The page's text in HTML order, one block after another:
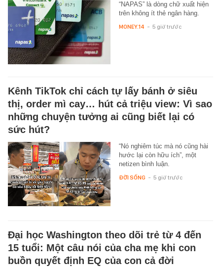
“NAPAS” là dòng chữ xuất hiện
trên không ít thẻ ngân hàng.
MONEY.14 - 5 giờ trước
Kênh TikTok chỉ cách tự lấy bánh ở siêu
thị, order mì cay… hút cả triệu view: Vì sao
những chuyện tưởng ai cũng biết lại có
sức hút?
“Nó nghiêm túc mà nó cũng hài
hước lại còn hữu ích”, một
netizen bình luận.
ĐỜI SỐNG - 5 giờ trước
Đại học Washington theo dõi trẻ từ 4 đến
15 tuổi: Một câu nói của cha mẹ khi con
buồn quyết định EQ của con cả đời